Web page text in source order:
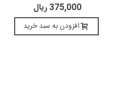
375,000 ریال
افزودن به سبد خرید